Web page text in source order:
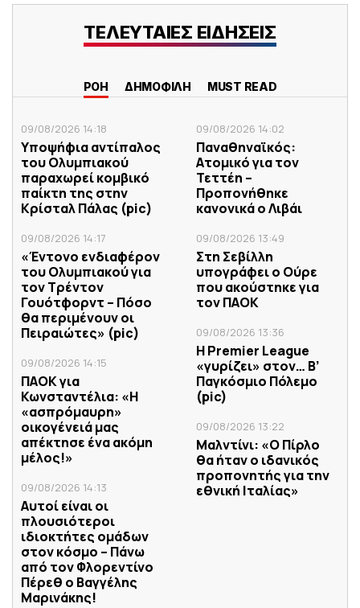
ΤΕΛΕΥΤΑΙΕΣ ΕΙΔΗΣΕΙΣ
ΡΟΗ ΔΗΜΟΦΙΛΗ MUST READ
09/08/2026 14:18
Υποψήφια αντίπαλος
του Ολυμπιακού
παραχωρεί κομβικό
παίκτη της στην
Κρίσταλ Πάλας (pic)
09/08/2026 14:17
«Έντονο ενδιαφέρον
του Ολυμπιακού για
τον Τρέντον
Γουότφορντ – Πόσο
θα περιμένουν οι
Πειραιώτες» (pic)
09/08/2026 14:15
ΠΑΟΚ για
Κωνσταντέλια: «Η
«ασπρόμαυρη»
οικογένειά μας
απέκτησε ένα ακόμη
μέλος!»
09/08/2026 14:13
Αυτοί είναι οι
πλουσιότεροι
ιδιοκτήτες ομάδων
στον κόσμο – Πάνω
από τον Φλορεντίνο
Πέρεθ ο Βαγγέλης
Μαρινάκης!
09/08/2026 14:02
Παναθηναϊκός:
Ατομικό για τον
Τεττέη –
Προπονήθηκε
κανονικά ο Λιβάι
09/08/2026 13:49
Στη Σεβίλλη
υπογράφει ο Ούρε
που ακούστηκε για
τον ΠΑΟΚ
09/08/2026 13:36
H Premier League
«γυρίζει» στον… Β’
Παγκόσμιο Πόλεμο
(pic)
09/08/2026 13:22
Μαλντίνι: «Ο Πίρλο
θα ήταν ο ιδανικός
προπονητής για την
εθνική Ιταλίας»